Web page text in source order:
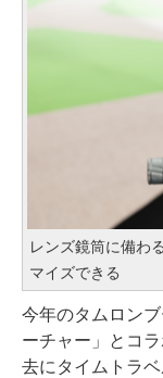
レンズ鏡筒に備わ
マイズできる
今年のタムロン
ーチャー」とコ
去にタイムトラ